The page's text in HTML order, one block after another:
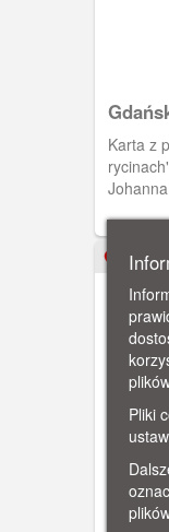
Karta z publikacji "Gdańsk w starych
Karta z publikacji "Gdańsk w starych
Pliki